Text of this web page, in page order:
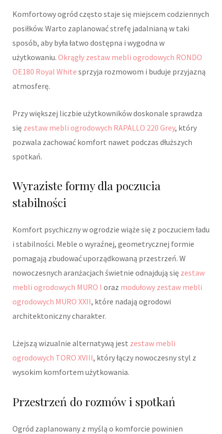
Komfortowy ogród często staje się miejscem codziennych
posiłków. Warto zaplanować strefę jadalnianą w taki
sposób, aby była łatwo dostępna i wygodna w
użytkowaniu. Okrągły zestaw mebli ogrodowych RONDO
OE180 Royal White sprzyja rozmowom i buduje przyjazną
atmosferę.
Przy większej liczbie użytkowników doskonale sprawdza
się zestaw mebli ogrodowych RAPALLO 220 Grey, który
pozwala zachować komfort nawet podczas dłuższych
spotkań.
Wyraziste formy dla poczucia
stabilności
Komfort psychiczny w ogrodzie wiąże się z poczuciem ładu
i stabilności. Meble o wyraźnej, geometrycznej formie
pomagają zbudować uporządkowaną przestrzeń. W
nowoczesnych aranżacjach świetnie odnajdują się zestaw
mebli ogrodowych MURO I oraz modułowy zestaw mebli
ogrodowych MURO XXII, które nadają ogrodowi
architektoniczny charakter.
Lżejszą wizualnie alternatywą jest zestaw mebli
ogrodowych TORO XVIII, który łączy nowoczesny styl z
wysokim komfortem użytkowania.
Przestrzeń do rozmów i spotkań
Ogród zaplanowany z myślą o komforcie powinien